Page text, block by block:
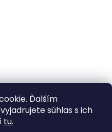
Ďalším
súhlas s ich
tu.